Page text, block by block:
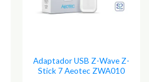
Adaptador USB Z-Wave Z-
Stick 7 Aeotec ZWA010